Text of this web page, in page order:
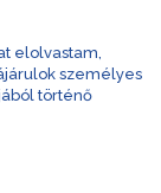
elolvastam,
személyes
történő